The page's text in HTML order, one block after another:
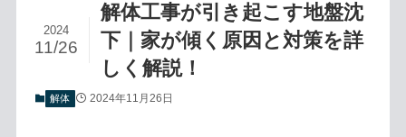
解体工事が引き起こす地盤沈
下｜家が傾く原因と対策を詳
しく解説！
2024
11/26
解体 2024年11月26日